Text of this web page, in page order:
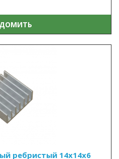
ребристый 14х14х6